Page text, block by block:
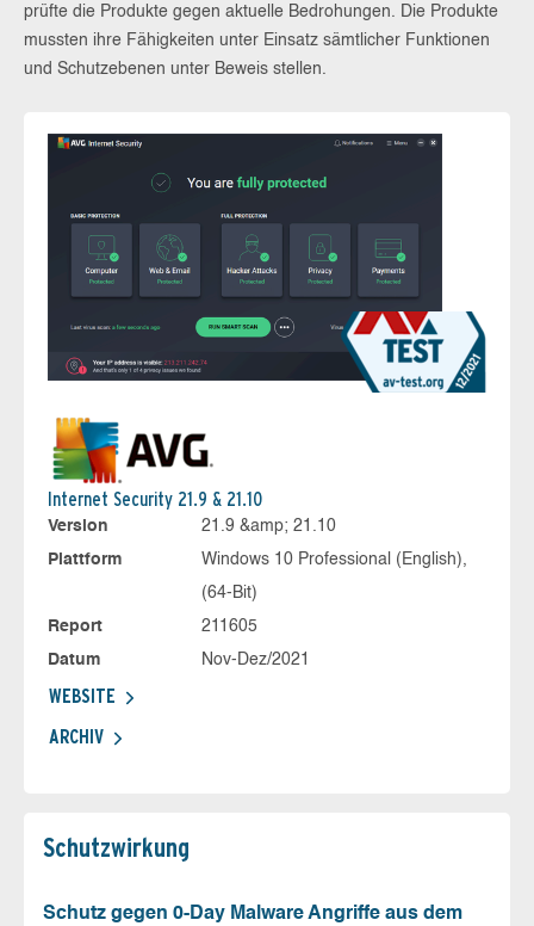
prüfte die Produkte gegen aktuelle Bedrohungen. Die Produkte
mussten ihre Fähigkeiten unter Einsatz sämtlicher Funktionen
und Schutzebenen unter Beweis stellen.
Internet Security 21.9 & 21.10
Version
21.9 &amp; 21.10
Plattform
Windows 10 Professional (English),
(64-Bit)
Report
211605
Datum
Nov-Dez/2021
WEBSITE
ARCHIV
Schutz­wirkung
Schutz gegen 0-Day Malware Angriffe aus dem